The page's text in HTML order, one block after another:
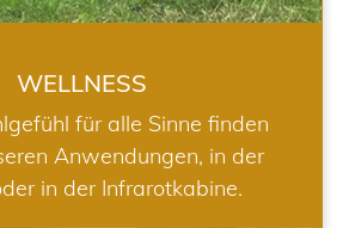
WELLNESS
für alle Sinne finden
Anwendungen, in der
in der Infrarotkabine.